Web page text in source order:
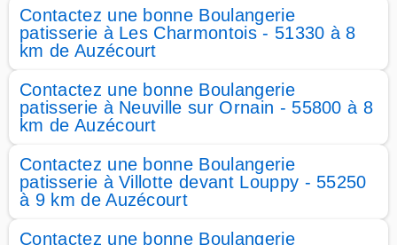
Contactez une bonne Boulangerie
patisserie à Les Charmontois - 51330 à 8
km de Auzécourt
Contactez une bonne Boulangerie
patisserie à Neuville sur Ornain - 55800 à 8
km de Auzécourt
Contactez une bonne Boulangerie
patisserie à Villotte devant Louppy - 55250
à 9 km de Auzécourt
Contactez une bonne Boulangerie